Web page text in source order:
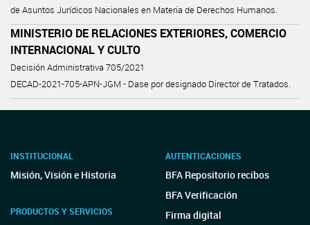
de Asuntos Jurídicos Nacionales en Materia de Derechos Humanos.
MINISTERIO DE RELACIONES EXTERIORES, COMERCIO
INTERNACIONAL Y CULTO
Decisión Administrativa 705/2021
DECAD-2021-705-APN-JGM - Dase por designado Director de Tratados.
INSTITUCIONAL
Misión, Visión e Historia
PRODUCTOS Y SERVICIOS
AUTENTICACIONES
BFA Repositorio recibos
BFA Verificación
Firma digital